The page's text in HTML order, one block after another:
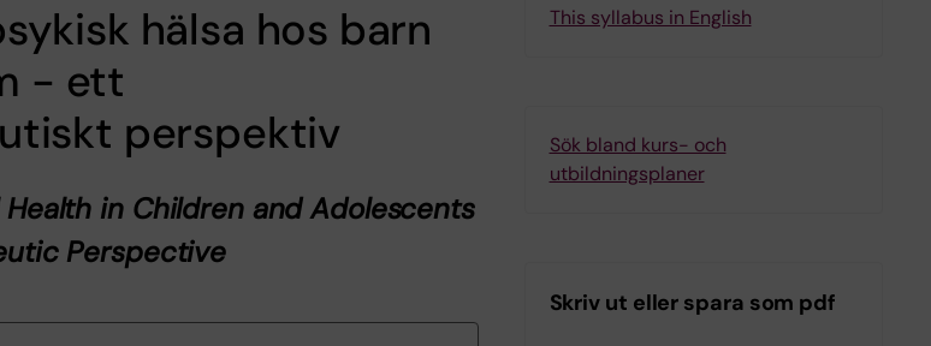
hälsa hos barn
- ett
perspektiv
in Children and Adolescents
Perspective
This syllabus in English
Sök bland kurs- och
utbildningsplaner
Skriv ut eller spara som pdf